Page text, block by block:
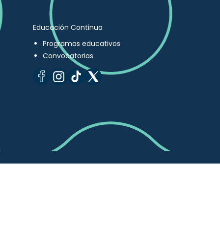
Educación Continua
Programas educativos
Convocatorias